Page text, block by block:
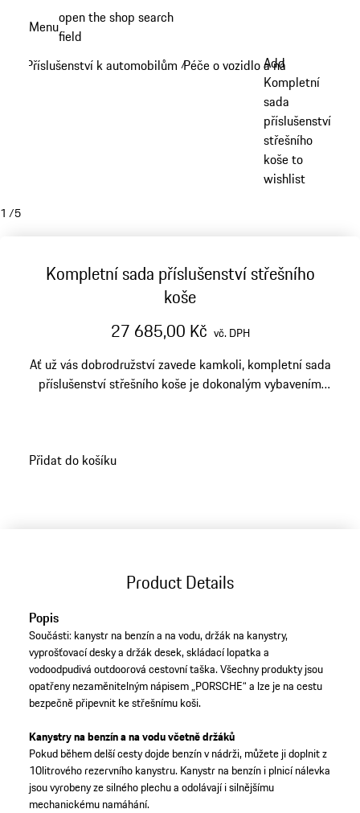
obsahu
Menuopen the shop search
field
Příslušenství k automobilům /Péče o vozidlo a nářadí
Add
Kompletní
sada
příslušenství
střešního
koše to
wishlist
1 /5
Kompletní sada příslušenství střešního
koše
27 685,00 Kč vč. DPH
Ať už vás dobrodružství zavede kamkoli, kompletní sada
příslušenství střešního koše je dokonalým vybavením
Přidat do košíku
Product Details
Popis
Součásti: kanystr na benzín a na vodu, držák na kanystry,
vyprošťovací desky a držák desek, skládací lopatka a
vodoodpudivá outdoorová cestovní taška. Všechny produkty jsou
opatřeny nezaměnitelným nápisem „PORSCHE“ a lze je na cestu
bezpečně připevnit ke střešnímu koši.
Kanystry na benzín a na vodu včetně držáků
Pokud během delší cesty dojde benzín v nádrži, můžete ji doplnit z
10litrového rezervního kanystru. Kanystr na benzín i plnicí nálevka
jsou vyrobeny ze silného plechu a odolávají i silnějšímu
mechanickému namáhání.